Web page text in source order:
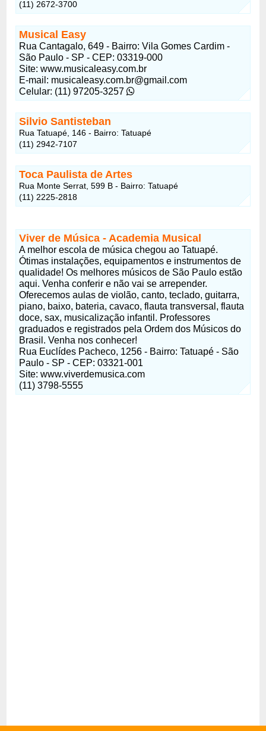
(11) 2672-3700
Musical Easy
Rua Cantagalo, 649 - Bairro: Vila Gomes Cardim -
São Paulo - SP - CEP: 03319-000
Site: www.musicaleasy.com.br
E-mail: musicaleasy.com.br@gmail.com
Celular: (11) 97205-3257
Silvio Santisteban
Rua Tatuapé, 146 - Bairro: Tatuapé
(11) 2942-7107
Toca Paulista de Artes
Rua Monte Serrat, 599 B - Bairro: Tatuapé
(11) 2225-2818
Viver de Música - Academia Musical
A melhor escola de música chegou ao Tatuapé.
Ótimas instalações, equipamentos e instrumentos de
qualidade! Os melhores músicos de São Paulo estão
aqui. Venha conferir e não vai se arrepender.
Oferecemos aulas de violão, canto, teclado, guitarra,
piano, baixo, bateria, cavaco, flauta transversal, flauta
doce, sax, musicalização infantil. Professores
graduados e registrados pela Ordem dos Músicos do
Brasil. Venha nos conhecer!
Rua Euclídes Pacheco, 1256 - Bairro: Tatuapé - São
Paulo - SP - CEP: 03321-001
Site: www.viverdemusica.com
(11) 3798-5555